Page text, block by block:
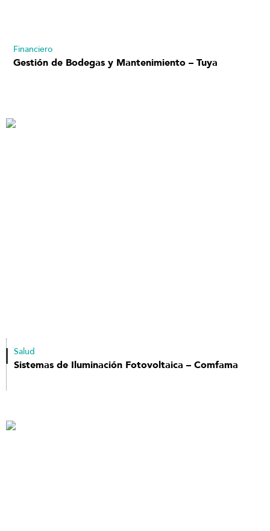
Financiero
Gestión de Bodegas y Mantenimiento – Tuya
Salud
Sistemas de Iluminación Fotovoltaica – Comfama